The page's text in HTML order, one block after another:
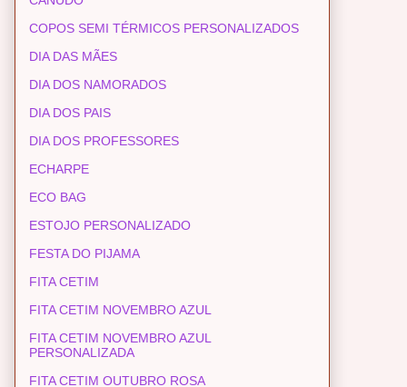
COPOS SEMI TÉRMICOS PERSONALIZADOS
DIA DAS MÃES
DIA DOS NAMORADOS
DIA DOS PAIS
DIA DOS PROFESSORES
ECHARPE
ECO BAG
ESTOJO PERSONALIZADO
FESTA DO PIJAMA
FITA CETIM
FITA CETIM NOVEMBRO AZUL
FITA CETIM NOVEMBRO AZUL
PERSONALIZADA
FITA CETIM OUTUBRO ROSA